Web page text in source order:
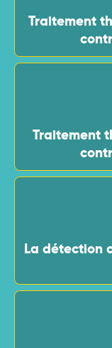
Traitement
Traitement
La détection